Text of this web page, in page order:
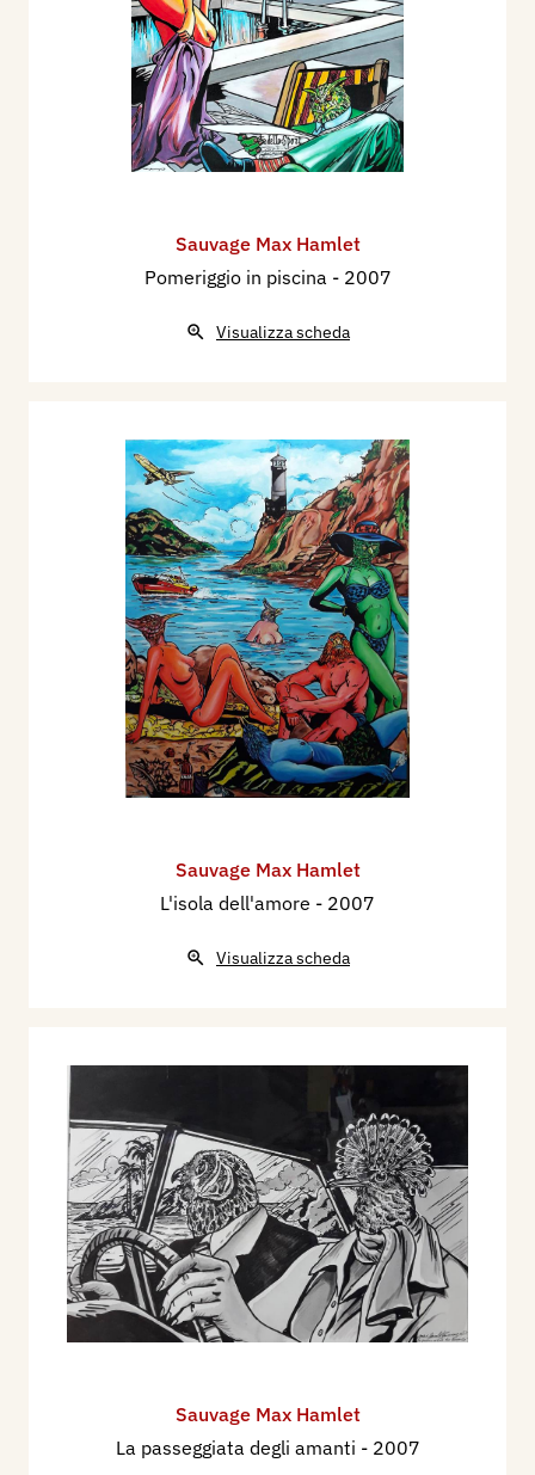
Sauvage Max Hamlet
Pomeriggio in piscina - 2007
Visualizza scheda
Sauvage Max Hamlet
L'isola dell'amore - 2007
Visualizza scheda
Sauvage Max Hamlet
La passeggiata degli amanti - 2007